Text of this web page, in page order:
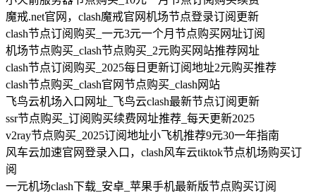
魔戒.net官网，clash魔戒官网机场节点登录订阅更新
clash节点订阅购买_一元3元一个月节点购买网址订阅
机场节点购买_clash节点购买_2元购买网站推荐网址
clash节点订阅购买_2025每日更新订阅地址2元购买推荐
clash节点购买_clash官网节点购买_clash网站
飞鸟云机场入口网址_飞鸟云clash最新节点订阅更新
ssr节点购买_订阅购买续费网址推荐_每天更新2025
v2ray节点购买_2025订阅地址小飞机推荐9元30一年指南
风车云加速官网登录入口，clash风车云tiktok节点机场购买订
阅
一元机场clash下载_安卓_苹果手机最新版节点购买订阅